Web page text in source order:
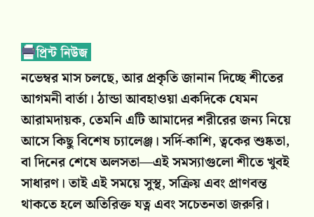
নভেম্বর মাস চলছে, আর প্রকৃতি জানান দিচ্ছে শীতের
আগমনী বার্তা। ঠান্ডা আবহাওয়া একদিকে যেমন
আরামদায়ক, তেমনি এটি আমাদের শরীরের জন্য নিয়ে
আসে কিছু বিশেষ চ্যালেঞ্জ। সর্দি-কাশি, ত্বকের শুষ্কতা,
বা দিনের শেষে অলসতা—এই সমস্যাগুলো শীতে খুবই
সাধারণ। তাই এই সময়ে সুস্থ, সক্রিয় এবং প্রাণবন্ত
থাকতে হলে অতিরিক্ত যত্ন এবং সচেতনতা জরুরি।